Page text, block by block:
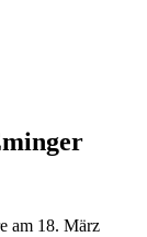
am 18. März